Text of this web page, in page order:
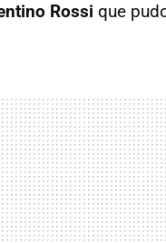
Rossi que